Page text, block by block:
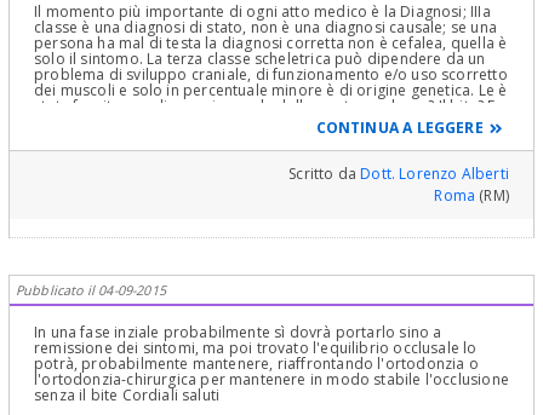
Il momento più importante di ogni atto medico è la Diagnosi; IIIa
classe è una diagnosi di stato, non è una diagnosi causale; se una
persona ha mal di testa la diagnosi corretta non è cefalea, quella è
solo il sintomo. La terza classe scheletrica può dipendere da un
problema di sviluppo craniale, di funzionamento e/o uso scorretto
dei muscoli e solo in percentuale minore è di origine genetica. Le è
stata fornita una diagnosi causale della sua terza classe? Il bite? E
mettiamo il caso che la sua lingua disfunzioni e spinga sulla
mandibola (causa della terza classe sch. ) e che il
disfunzionamento conseguenziale della muscolatura correlata a
quella linguale provochi tensioni ai muscoli elevatori della
mandibola provocandole dolori e rumori articolari, tensioni
muscolari, fastidi alle orecchie.. cosa ci fa con il bite? A vita poi..
CONTINUA A LEGGERE
Scritto daDott. Lorenzo Alberti
Roma (RM)
Pubblicato il 04-09-2015
In una fase inziale probabilmente sì dovrà portarlo sino a
remissione dei sintomi, ma poi trovato l'equilibrio occlusale lo
potrà, probabilmente mantenere, riaffrontando l'ortodonzia o
l'ortodonzia-chirurgica per mantenere in modo stabile l'occlusione
senza il bite Cordiali saluti